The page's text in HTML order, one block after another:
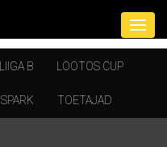
B LOOTOS CUP
TOETAJAD